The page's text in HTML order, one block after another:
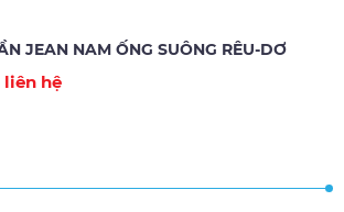
JEAN NAM ỐNG SUÔNG RÊU-DƠ
liên hệ